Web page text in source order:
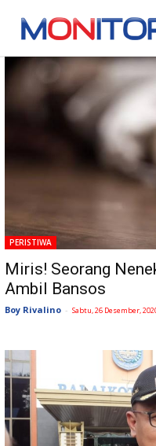
Tag: Bansos
PERISTIWA
Miris! Seorang
Ambil Bansos
Boy Rivalino - Sabtu, 26 Desember,